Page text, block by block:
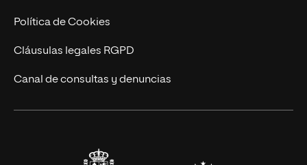
Cursos Universitarios
Actualidad
UNIR Revista
Eventos
Política de Cookies
Cláusulas legales RGPD
Canal de consultas y denuncias